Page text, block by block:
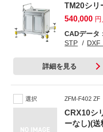
TM20シリ
540,000 円
CADデータ
STP
DXF
詳細を見る
選択 ZFM-F402 ZF
CRX10シ
ーなし)(送